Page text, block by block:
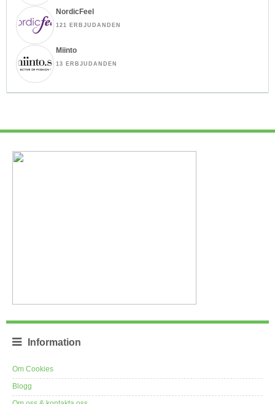
NordicFeel
121 ERBJUDANDEN
Miinto
13 ERBJUDANDEN
Information
Om Cookies
Blogg